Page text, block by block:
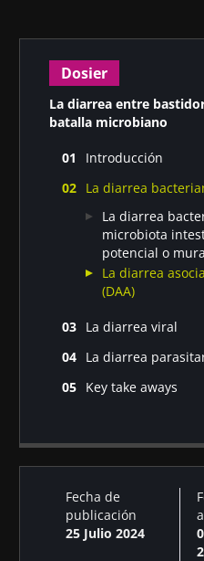
Dosier
La diarrea entre
batalla microbiano
Introducción
¿Un círculo virtuoso
La diarrea
La diarrea
microbiota
potencial o
La diarrea
(DAA)
La diarrea viral
vacunas de
juego?
La diarrea
microbiota
Key take aways
Fecha de
publicación
25 Julio 2024